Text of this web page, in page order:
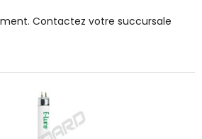
Contactez votre succursale